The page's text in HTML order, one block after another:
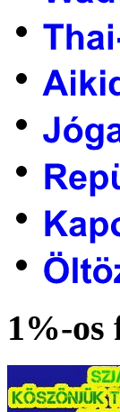
1%-os